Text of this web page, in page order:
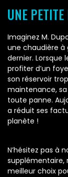
UNE
Imaginez M.
une chaudière à
dernier. Lorsque
profiter d’un
son réservoir
maintenance,
toute panne.
a réduit ses
planète !
N’hésitez pas à
supplémentaire,
meilleur choix